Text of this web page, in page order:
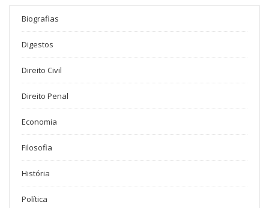
Biografias
Digestos
Direito Civil
Direito Penal
Economia
Filosofia
História
Política